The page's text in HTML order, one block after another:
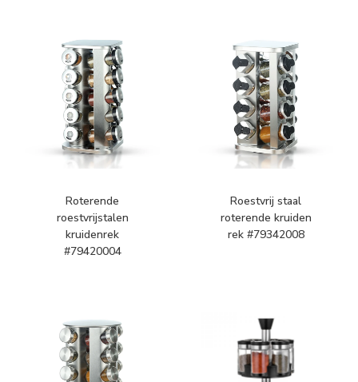
Roterende
roestvrijstalen
kruidenrek
#79420004
Roestvrij staal
roterende kruiden
rek #79342008